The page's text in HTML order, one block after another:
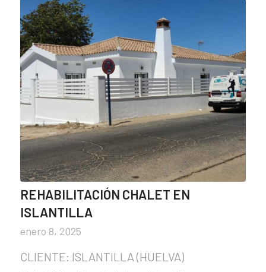
REHABILITACIÓN CHALET EN
ISLANTILLA
enero 8, 2025
CLIENTE: ISLANTILLA (HUELVA)